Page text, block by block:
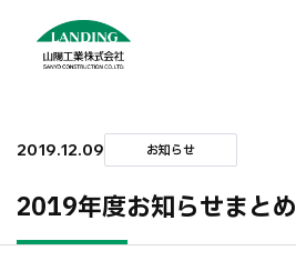
2019.12.09 お知らせ
2019年度お知らせまとめ